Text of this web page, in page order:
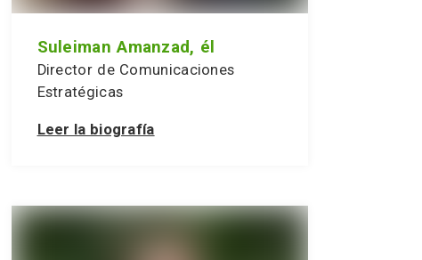
Suleiman Amanzad, él
Director de Comunicaciones
Estratégicas
Leer la biografía